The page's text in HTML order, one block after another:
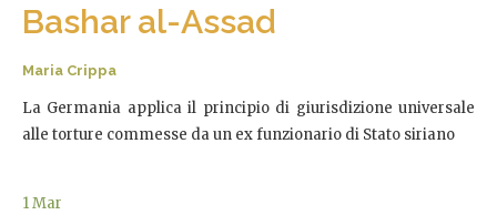
Bashar al-Assad
Maria Crippa
La Germania applica il principio di giurisdizione universale
alle torture commesse da un ex funzionario di Stato siriano
1Mar